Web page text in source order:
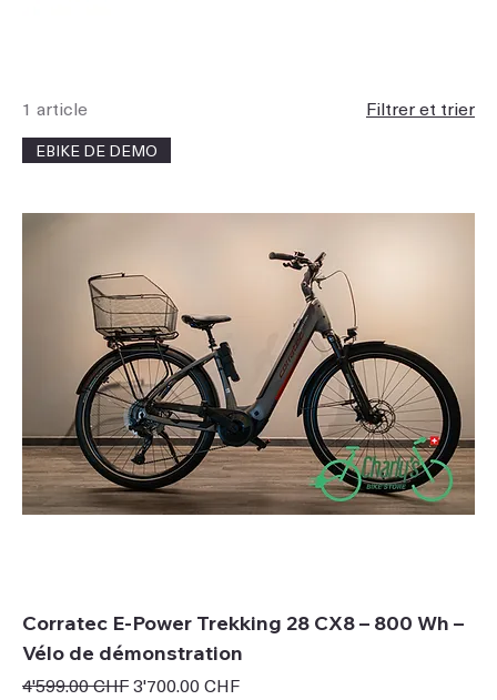
1 article Filtrer et trier
EBIKE DE DEMO
Corratec E-Power Trekking 28 CX8 – 800 Wh –
Vélo de démonstration
Prix original
4'599.00 CHFPrix promotionnel
3'700.00 CHF